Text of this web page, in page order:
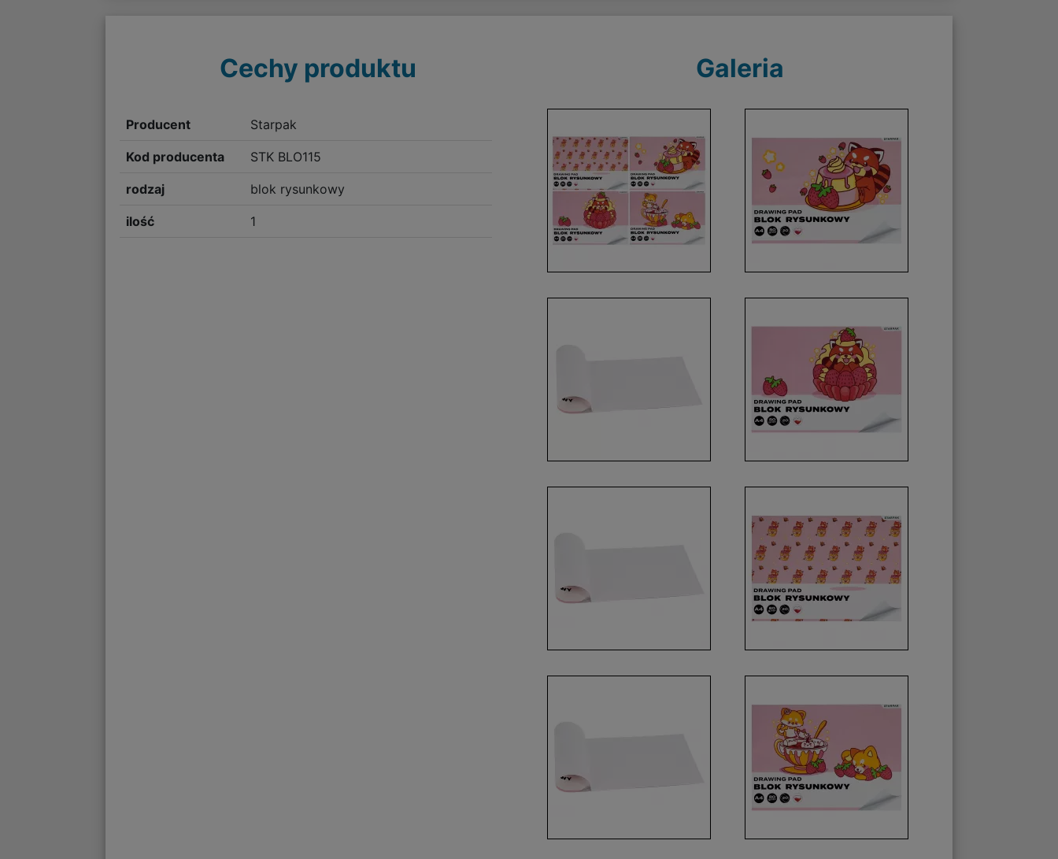
Cechy produktu
Producent Starpak
Kod producenta STK BLO115
rodzaj blok rysunkowy
ilość 1
Galeria